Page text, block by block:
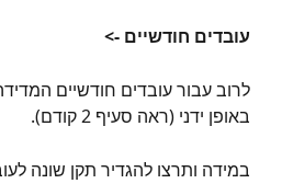
עובדים חודשיים ->
לרוב עבור עובדים חודשיים
באופן ידני (ראה סעיף 2 קודם).
במידה ותרצו להגדיר תקן שונה